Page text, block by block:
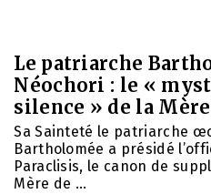
Le patriarche
Néochori : le «
silence » de la
Sa Sainteté le patriarche
Bartholomée a présidé
Paraclisis, le canon de
Mère de ...